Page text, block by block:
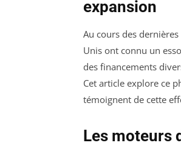
expansion
Au cours des dernières
Unis ont connu un
des financements
Cet article explore ce
témoignent de cette
Les moteurs